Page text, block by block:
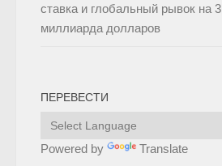
ставка и глобальный рывок на 3
миллиарда долларов
ПЕРЕВЕСТИ
Powered by Translate